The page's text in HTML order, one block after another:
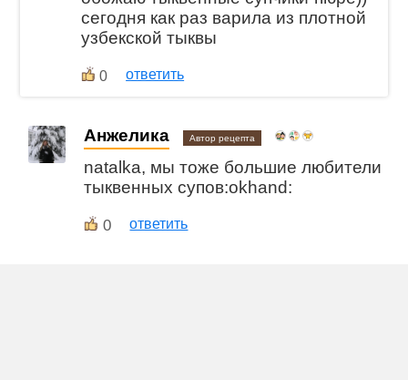
сегодня как раз варила из плотной
узбекской тыквы
0 ответить
Анжелика Автор рецепта
natalka, мы тоже большие любители
тыквенных супов:okhand:
0 ответить